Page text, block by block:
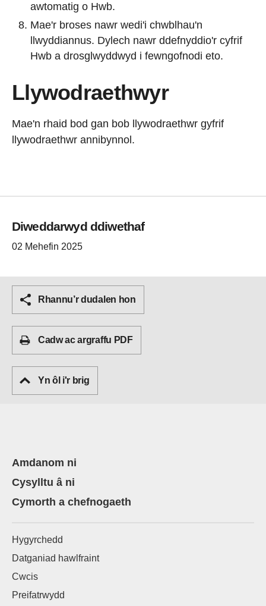
awtomatig o Hwb.
Mae'r broses nawr wedi'i chwblhau'n
llwyddiannus. Dylech nawr ddefnyddio'r cyfrif
Hwb a drosglwyddwyd i fewngofnodi eto.
Llywodraethwyr
Mae'n rhaid bod gan bob llywodraethwr gyfrif
llywodraethwr annibynnol.
Diweddarwyd ddiwethaf
02 Mehefin 2025
Rhannu’r dudalen hon
Cadw ac argraffu PDF
Yn ôl i'r brig
Amdanom ni
Cysylltu â ni
Cymorth a chefnogaeth
Hygyrchedd
Datganiad hawlfraint
Cwcis
Preifatrwydd